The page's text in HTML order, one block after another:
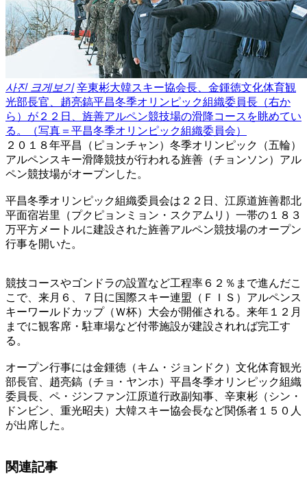
사진 크게보기 辛東彬大韓スキー協会長、金鍾徳文化体育観
光部長官、趙亮鎬平昌冬季オリンピック組織委員長（右か
ら）が２２日、旌善アルペン競技場の滑降コースを眺めてい
る。（写真＝平昌冬季オリンピック組織委員会）
２０１８年平昌（ピョンチャン）冬季オリンピック（五輪）
アルペンスキー滑降競技が行われる旌善（チョンソン）アル
ペン競技場がオープンした。
平昌冬季オリンピック組織委員会は２２日、江原道旌善郡北
平面宿岩里（プクピョンミョン・スクアムリ）一帯の１８３
万平方メートルに建設された旌善アルペン競技場のオープン
行事を開いた。
競技コースやゴンドラの設置など工程率６２％まで進んだこ
こで、来月６、７日に国際スキー連盟（ＦＩＳ）アルペンス
キーワールドカップ（Ｗ杯）大会が開催される。来年１２月
までに観客席・駐車場など付帯施設が建設されれば完工す
る。
オープン行事には金鍾徳（キム・ジョンドク）文化体育観光
部長官、趙亮鎬（チョ・ヤンホ）平昌冬季オリンピック組織
委員長、ペ・ジンファン江原道行政副知事、辛東彬（シン・
ドンビン、重光昭夫）大韓スキー協会長など関係者１５０人
が出席した。
関連記事